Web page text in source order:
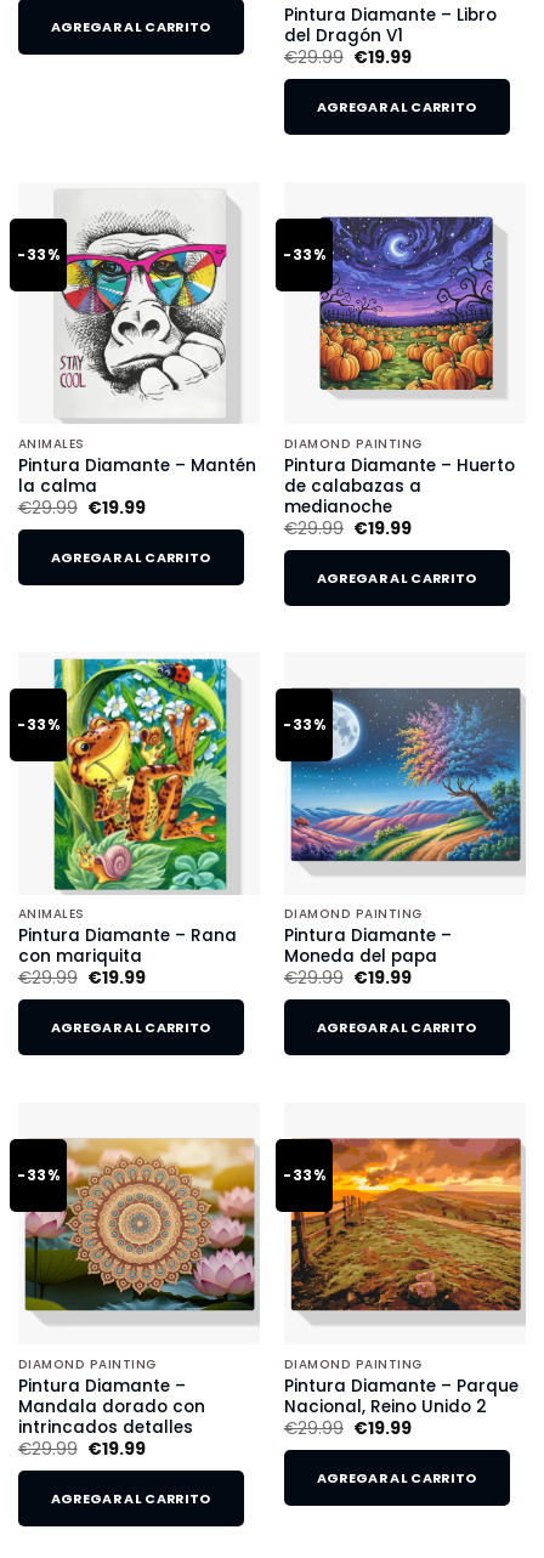
AGREGAR AL CARRITO
Pintura Diamante – Libro
del Dragón V1
€29.99 €19.99
AGREGAR AL CARRITO
-33%
ANIMALES
Pintura Diamante – Mantén
la calma
€29.99 €19.99
AGREGAR AL CARRITO
-33%
DIAMOND PAINTING
Pintura Diamante – Huerto
de calabazas a
medianoche
€29.99 €19.99
AGREGAR AL CARRITO
-33%
ANIMALES
Pintura Diamante – Rana
con mariquita
€29.99 €19.99
AGREGAR AL CARRITO
-33%
DIAMOND PAINTING
Pintura Diamante –
Moneda del papa
€29.99 €19.99
AGREGAR AL CARRITO
-33%
DIAMOND PAINTING
Pintura Diamante –
Mandala dorado con
intrincados detalles
€29.99 €19.99
AGREGAR AL CARRITO
-33%
DIAMOND PAINTING
Pintura Diamante – Parque
Nacional, Reino Unido 2
€29.99 €19.99
AGREGAR AL CARRITO